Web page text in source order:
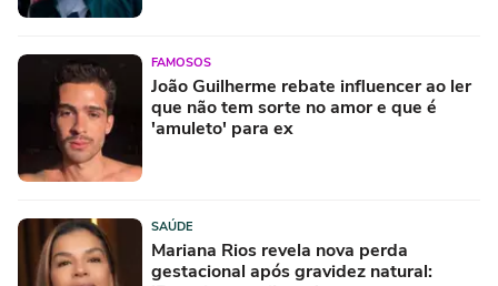
FAMOSOS
João Guilherme rebate influencer ao ler
que não tem sorte no amor e que é
'amuleto' para ex
SAÚDE
Mariana Rios revela nova perda
gestacional após gravidez natural: